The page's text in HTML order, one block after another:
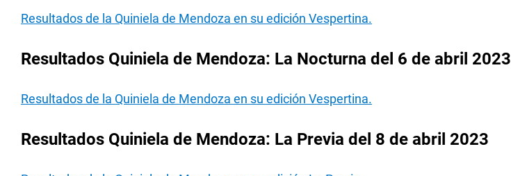
Resultados de la Quiniela de Mendoza en su edición Vespertina.
Resultados Quiniela de Mendoza: La Nocturna del 6 de abril 2023
Resultados de la Quiniela de Mendoza en su edición Vespertina.
Resultados Quiniela de Mendoza: La Previa del 8 de abril 2023